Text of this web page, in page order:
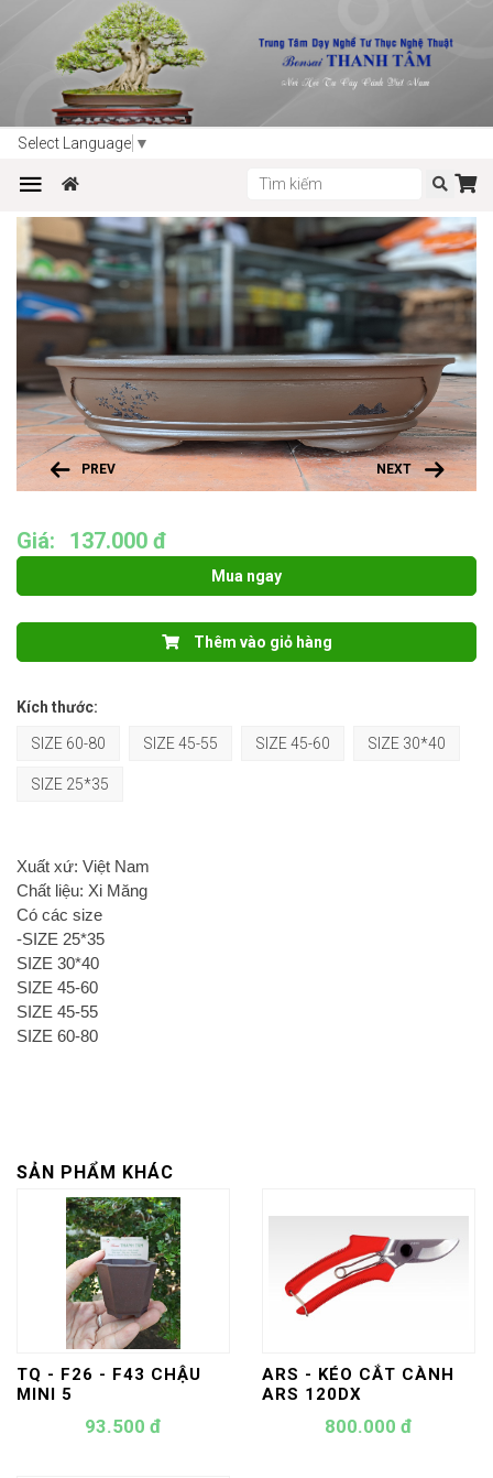
Select Language ▼
Trang chủ Sản phẩm
CHẬU OVAL VIỆT NAM (CÓ VÀNH)
PREV NEXT
Giá: 137.000 đ
Mua ngay
Thêm vào giỏ hàng
Kích thước:
SIZE 60-80 SIZE 45-55 SIZE 45-60 SIZE 30*40
SIZE 25*35
Xuất xứ: Việt Nam
Chất liệu: Xi Măng
Có các size
-SIZE 25*35
SIZE 30*40
SIZE 45-60
SIZE 45-55
SIZE 60-80
SẢN PHẨM KHÁC
TQ - F26 - F43 CHẬU
MINI 5
93.500 đ
ARS - KÉO CẮT CÀNH
ARS 120DX
800.000 đ